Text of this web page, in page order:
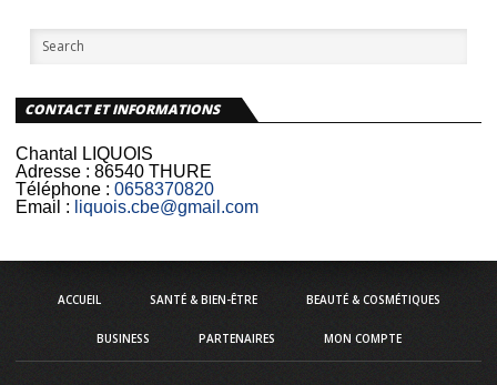
CONTACT ET INFORMATIONS
Chantal LIQUOIS
Adresse : 86540 THURE
Téléphone : 0658370820
Email : liquois.cbe@gmail.com
ACCUEIL SANTÉ & BIEN-ÊTRE BEAUTÉ & COSMÉTIQUES
BUSINESS PARTENAIRES MON COMPTE